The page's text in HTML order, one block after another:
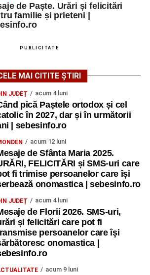
de Paște. Urări și felicitări
familie și prieteni |
PUBLICITATE
MAI CITITE ȘTIRI
JUDEȚ acum 4 luni
pică Paștele ortodox și cel
în 2027, dar și în următorii
| sebesinfo.ro
acum 12 luni
de Sfânta Maria 2025.
FELICITĂRI și SMS-uri care
fi trimise persoanelor care își
onomastica | sebesinfo.ro
JUDEȚ acum 4 luni
de Florii 2026. SMS-uri,
și felicitări care pot fi
persoanelor care îşi
onomastica |
acum 9 luni